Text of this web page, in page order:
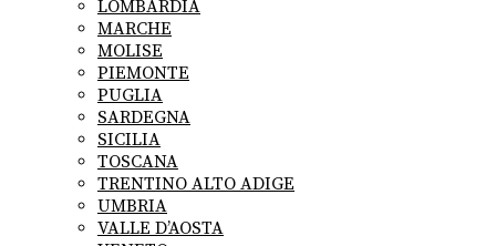
LOMBARDIA
MARCHE
MOLISE
PIEMONTE
PUGLIA
SARDEGNA
SICILIA
TOSCANA
TRENTINO ALTO ADIGE
UMBRIA
VALLE D’AOSTA